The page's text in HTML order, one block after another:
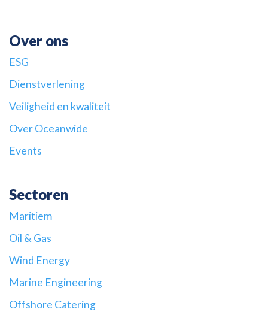
Over ons
ESG
Dienstverlening
Veiligheid en kwaliteit
Over Oceanwide
Events
Sectoren
Maritiem
Oil & Gas
Wind Energy
Marine Engineering
Offshore Catering